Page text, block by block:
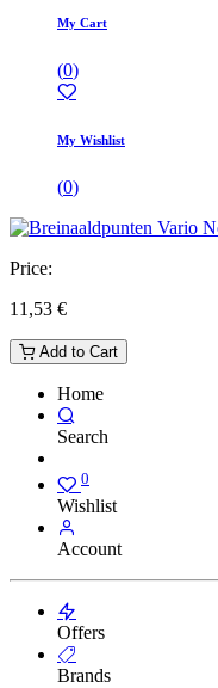
My Cart
(0)
My Wishlist
(0)
Price:
11,53 €
Add to Cart
Home
Search
0
Wishlist
Account
Offers
Brands